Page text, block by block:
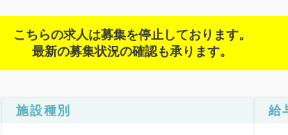
こちらの求人は募集を停止しております。
最新の募集状況の確認も承ります。
施設種別 給